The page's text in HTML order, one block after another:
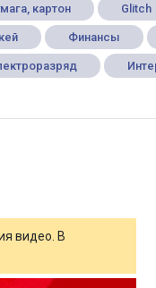
картон Glitch
Финансы
видео. В